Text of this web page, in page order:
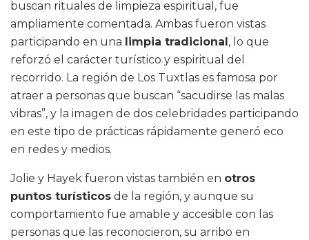
buscan rituales de limpieza espiritual, fue
ampliamente comentada. Ambas fueron vistas
participando en una limpia tradicional, lo que
reforzó el carácter turístico y espiritual del
recorrido. La región de Los Tuxtlas es famosa por
atraer a personas que buscan “sacudirse las malas
vibras”, y la imagen de dos celebridades participando
en este tipo de prácticas rápidamente generó eco
en redes y medios.
Jolie y Hayek fueron vistas también en otros
puntos turísticos de la región, y aunque su
comportamiento fue amable y accesible con las
personas que las reconocieron, su arribo en